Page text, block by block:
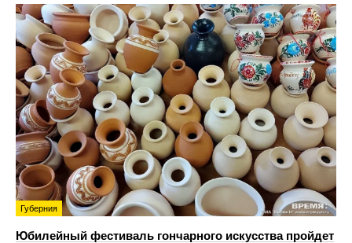
Губерния
Юбилейный фестиваль гончарного искусства пройдет